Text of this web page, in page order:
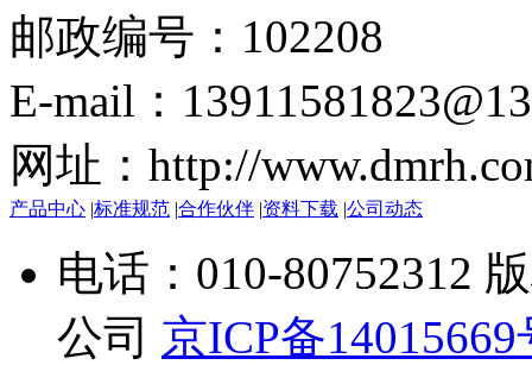
邮政编号：102208
E-mail：
网址：http://
产品中心 |标准规范 |合作伙伴 |资料下载 |公司动态
电话：010-80752312
公司 京ICP备14015669